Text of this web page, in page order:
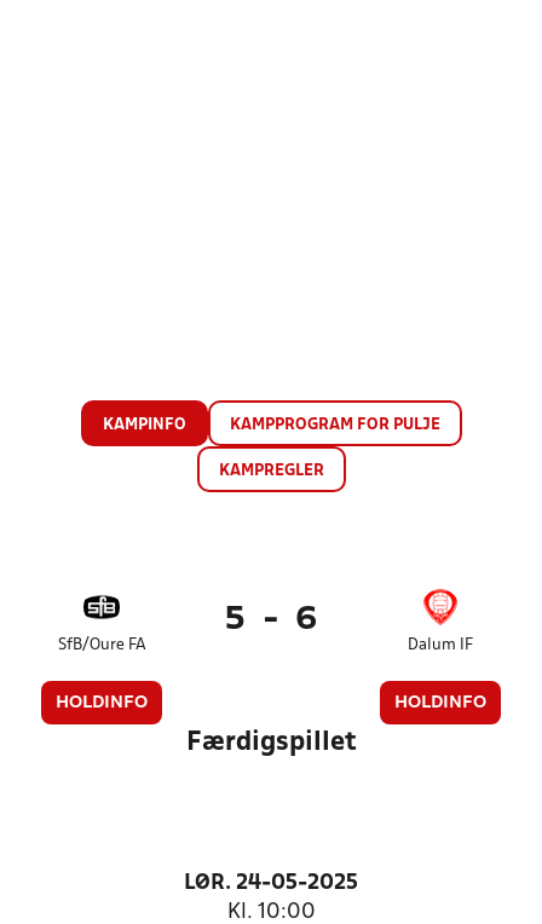
KAMPINFO KAMPPROGRAM FOR PULJE
KAMPREGLER
SfB/Oure FA
HOLDINFO
5 - 6
Dalum IF
HOLDINFO
Færdigspillet
LØR. 24-05-2025
Kl. 10:00